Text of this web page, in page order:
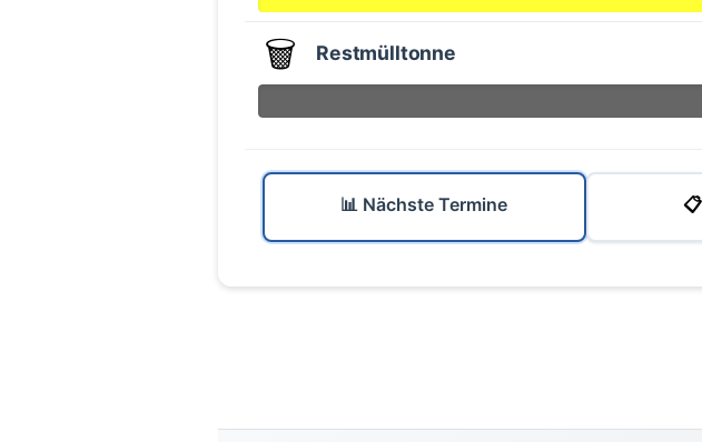
🗑️ Restmülltonne
📊 Nächste Termine